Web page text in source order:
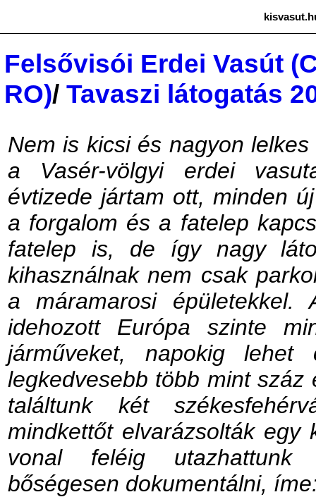
Felsővisói Erdei Vasút
RO)/ Tavaszi látogatás
Nem is kicsi és nagyon
a Vasér-völgyi erdei
évtizede jártam ott, minden
a forgalom és a fatelep
fatelep is, de így nagy
kihasználnak nem csak
a máramarosi épületekkel.
idehozott Európa szinte
járműveket, napokig lehet
legkedvesebb több mint száz
találtunk két
mindkettőt elvarázsolták egy
vonal feléig
bőségesen dokumentálni,